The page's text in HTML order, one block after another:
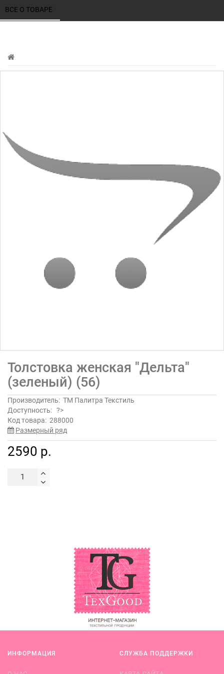
ВСЕ О ТОВАРЕ
Толстовка женская "Дельта"
(зеленый) (56)
Производитель: ТМ Палитра Текстиль
Доступность: ?>
Код товара: 288000
Размерный ряд
2590 р.
ИНФОРМАЦИЯ СЛУЖБА ПОДДЕРЖКИ